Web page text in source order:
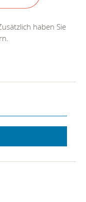
haben Sie